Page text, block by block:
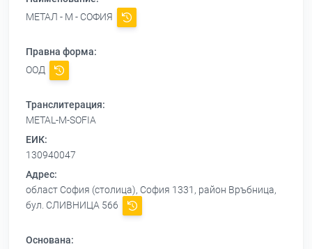
МЕТАЛ - М - СОФИЯ
Правна форма:
ООД
Транслитерация:
METAL-M-SOFIA
ЕИК:
130940047
Адрес:
област София (столица), София 1331, район Връбница,
бул. СЛИВНИЦА 566
Основана: